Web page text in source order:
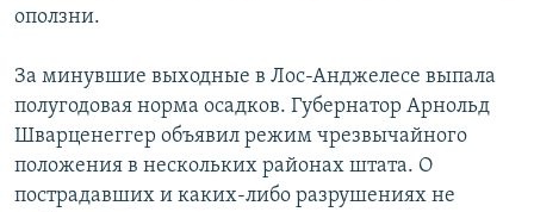
СИБИРЬ.РЕАЛИИ
ПОДПИШИТЕСЬ НА РАССЫЛКУ
СОЦИАЛЬНЫЕ СЕТИ
оползни.
За минувшие выходные в Лос-Анджелесе выпала
полугодовая норма осадков. Губернатор Арнольд
Шварценеггер объявил режим чрезвычайного
положения в нескольких районах штата. О
пострадавших и каких-либо разрушениях не